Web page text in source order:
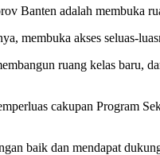
Banten adalah membuka
membuka akses seluas-
ruang kelas
cakupan Program
baik dan mendapat